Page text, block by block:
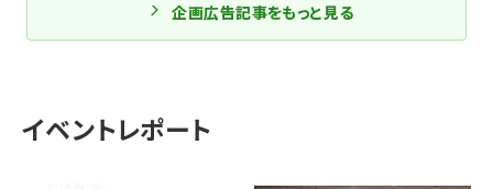
イベントレポート
企画広告記事をもっと見る